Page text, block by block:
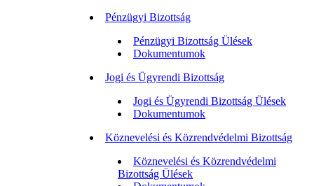
Pénzügyi Bizottság
Pénzügyi Bizottság Ülések
Dokumentumok
Jogi és Ügyrendi Bizottság
Jogi és Ügyrendi Bizottság Ülések
Dokumentumok
Köznevelési és Közrendvédelmi Bizottság
Köznevelési és Közrendvédelmi
Bizottság Ülések